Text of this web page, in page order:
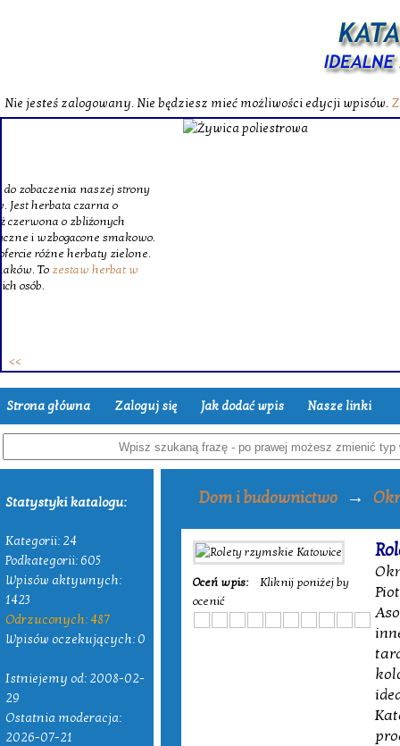
Nie jesteś zalogowany. Nie będziesz mieć możliwości edycji wpisów.
Strona główna Zaloguj się Jak dodać wpis Nasze linki
Statystyki katalogu:
Kategorii: 24
Podkategorii: 605
Wpisów aktywnych:
1423
Odrzuconych: 487
Wpisów oczekujących: 0
Istniejemy od: 2008-02-
29
Ostatnia moderacja:
2026-07-21
Dom i budownictwo →
Oceń wpis:
Kliknij poniżej by
ocenić